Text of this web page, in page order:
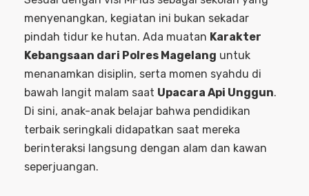
menyenangkan, kegiatan ini bukan sekadar
pindah tidur ke hutan. Ada muatan Karakter
Kebangsaan dari Polres Magelang untuk
menanamkan disiplin, serta momen syahdu di
bawah langit malam saat Upacara Api Unggun.
Di sini, anak-anak belajar bahwa pendidikan
terbaik seringkali didapatkan saat mereka
berinteraksi langsung dengan alam dan kawan
seperjuangan.